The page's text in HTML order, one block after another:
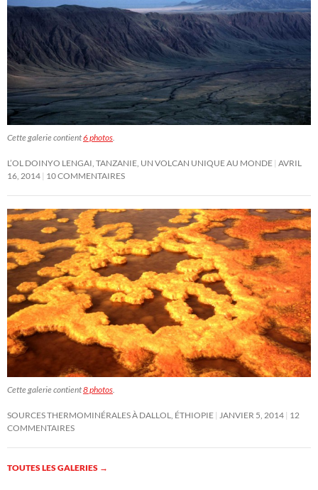
Cette galerie contient6 photos
L’OL DOINYO LENGAI, TANZANIE, UN VOLCAN UNIQUE AU MONDE AVRIL
16, 2014 10 COMMENTAIRES
Cette galerie contient8 photos
SOURCES THERMOMINÉRALES À DALLOL, ÉTHIOPIE JANVIER 5, 2014 12
COMMENTAIRES
TOUTES LES GALERIES →